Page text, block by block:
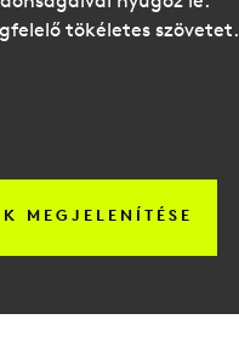
tökéletes szövetet.
MEGJELENÍTÉSE